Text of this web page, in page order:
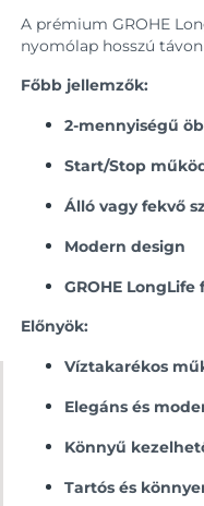
A prémium GROHE
nyomólap hosszú
Főbb jellemzők:
2-mennyiségű
Start/Stop
Álló vagy fekvő
Modern design
GROHE
Előnyök:
Víztakarékos
Elegáns és
Könnyű
Tartós és